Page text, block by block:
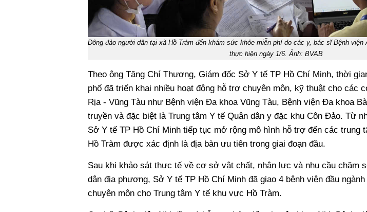
Đông đảo người dân tại xã Hồ Tràm đến khám sức khỏe miễn phí do các y, bác sĩ Bệnh viện
thực hiện ngày 1/6. Ảnh: BVAB
Theo ông Tăng Chí Thượng, Giám đốc Sở Y tế TP Hồ Chí Minh, thời
phố đã triển khai nhiều hoạt động hỗ trợ chuyên môn, kỹ thuật cho các
Rịa - Vũng Tàu như Bệnh viện Đa khoa Vũng Tàu, Bệnh viện Đa khoa
truyền và đặc biệt là Trung tâm Y tế Quân dân y đặc khu Côn Đảo. Từ
Sở Y tế TP Hồ Chí Minh tiếp tục mở rộng mô hình hỗ trợ đến các trung
Hồ Tràm được xác định là địa bàn ưu tiên trong giai đoạn đầu.
Sau khi khảo sát thực tế về cơ sở vật chất, nhân lực và nhu cầu chăm
dân địa phương, Sở Y tế TP Hồ Chí Minh đã giao 4 bệnh viện đầu
chuyên môn cho Trung tâm Y tế khu vực Hồ Tràm.